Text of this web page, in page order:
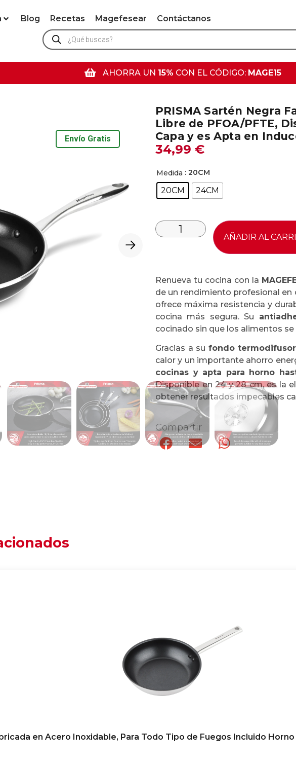
Blog Recetas Magefesear Contáctanos
AHORRA UN 15% CON EL CÓDIGO: MAGE15
Envío Gratis
PRISMA Sartén Negra
Libre de PFOA/PFTE,
Capa y es Apta en
34,99 €
Medida : 20CM
20CM 24CM
AÑADIR AL
Renueva tu cocina con la
de un rendimiento profesional en
ofrece máxima resistencia y
cocina más segura. Su
cocinado sin que los alimentos
Gracias a su fondo
calor y un importante ahorro
cocinas y apta para horno
Disponible en 24 y 28 cm, es la
obtener resultados impecables
Compartir
en Acero Inoxidable, Para Todo Tipo de Fuegos Incluido